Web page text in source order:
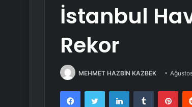
İstanbul
Rekor
MEHMET HAZBİN KAZBEK
FacebookTwitter LinkedInTumblr